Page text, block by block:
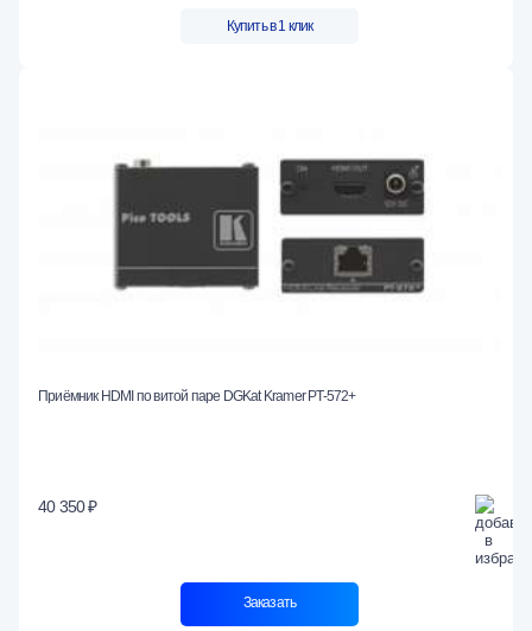
Купить в 1 клик
Приёмник HDMI по витой паре DGKat Kramer PT-572+
40 350 ₽
Заказать